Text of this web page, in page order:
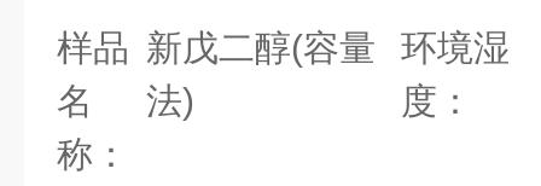
样品
名
称：
新戊二醇(容量
法)
环境湿
度：